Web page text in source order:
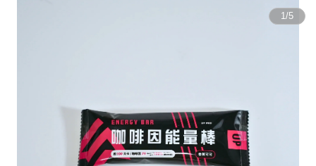
1/5